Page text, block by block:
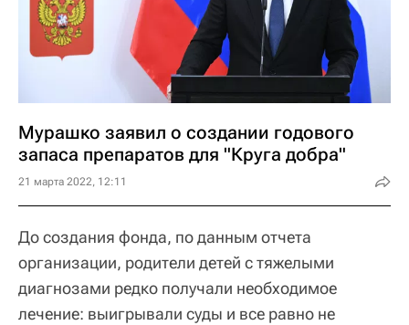
Мурашко заявил о создании годового
запаса препаратов для "Круга добра"
21 марта 2022, 12:11
До создания фонда, по данным отчета
организации, родители детей с тяжелыми
диагнозами редко получали необходимое
лечение: выигрывали суды и все равно не